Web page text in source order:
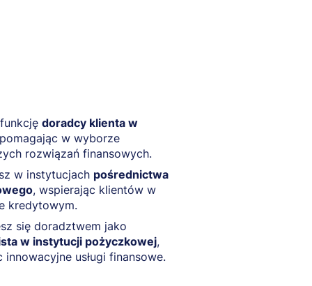
doradcy klienta w
w wyborze
rozwiązań finansowych.
w instytucjach pośrednictwa
, wspierając klientów w
kredytowym.
się doradztwem jako
w instytucji pożyczkowej,
innowacyjne usługi finansowe.